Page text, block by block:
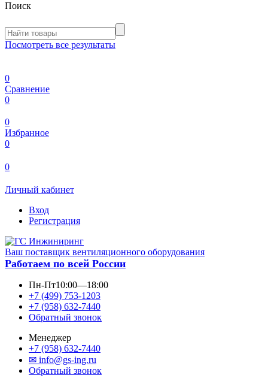
Поиск
Посмотреть все результаты
0
Сравнение
0
0
Избранное
0
0
Личный кабинет
Вход
Регистрация
Ваш поставщик вентиляционного оборудования
Работаем по всей России
Пн-Пт10:00—18:00
+7 (499) 753-1203
+7 (958) 632-7440
Обратный звонок
Менеджер
+7 (958) 632-7440
✉ info@gs-ing.ru
Обратный звонок